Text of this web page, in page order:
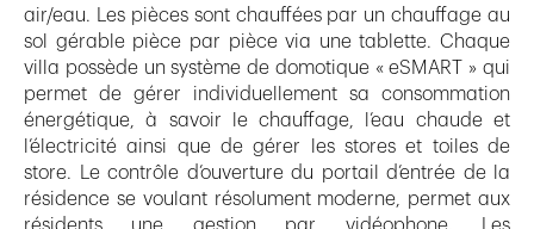
air/eau. Les pièces sont chauffées par un chauffage au
sol gérable pièce par pièce via une tablette. Chaque
villa possède un système de domotique « eSMART » qui
permet de gérer individuellement sa consommation
énergétique, à savoir le chauffage, l’eau chaude et
l’électricité ainsi que de gérer les stores et toiles de
store. Le contrôle d’ouverture du portail d’entrée de la
résidence se voulant résolument moderne, permet aux
résidents une gestion par vidéophone. Les